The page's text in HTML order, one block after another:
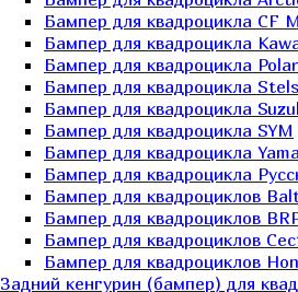
Бампер для квадроцикла CF
Бампер для квадроцикла
Бампер для квадроцикла
Бампер для квадроцикла Stels
Бампер для квадроцикла
Бампер для квадроцикла SYM
Бампер для квадроцикла
Бампер для квадроцикла
Бампер для квадроциклов
Бампер для квадроциклов
Бампер для квадроциклов
Бампер для квадроциклов
Задний кенгурин (бампер) для